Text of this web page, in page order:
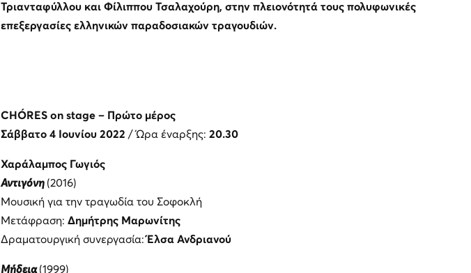
Τριανταφύλλου και Φίλιππου Τσαλαχούρη, στην πλειονότητά τους πολυφωνικές
επεξεργασίες ελληνικών παραδοσιακών τραγουδιών.
CHÓRESonstage – Πρώτο μέρος
Σάββατο 4 Ιουνίου 2022 / Ώρα έναρξης: 20.30
Χαράλαμπος Γωγιός
Αντιγόνη (2016)
Μουσική για την τραγωδία του Σοφοκλή
Μετάφραση: Δημήτρης Μαρωνίτης
Δραματουργική συνεργασία:Έλσα Ανδριανού
Μήδεια(1999)